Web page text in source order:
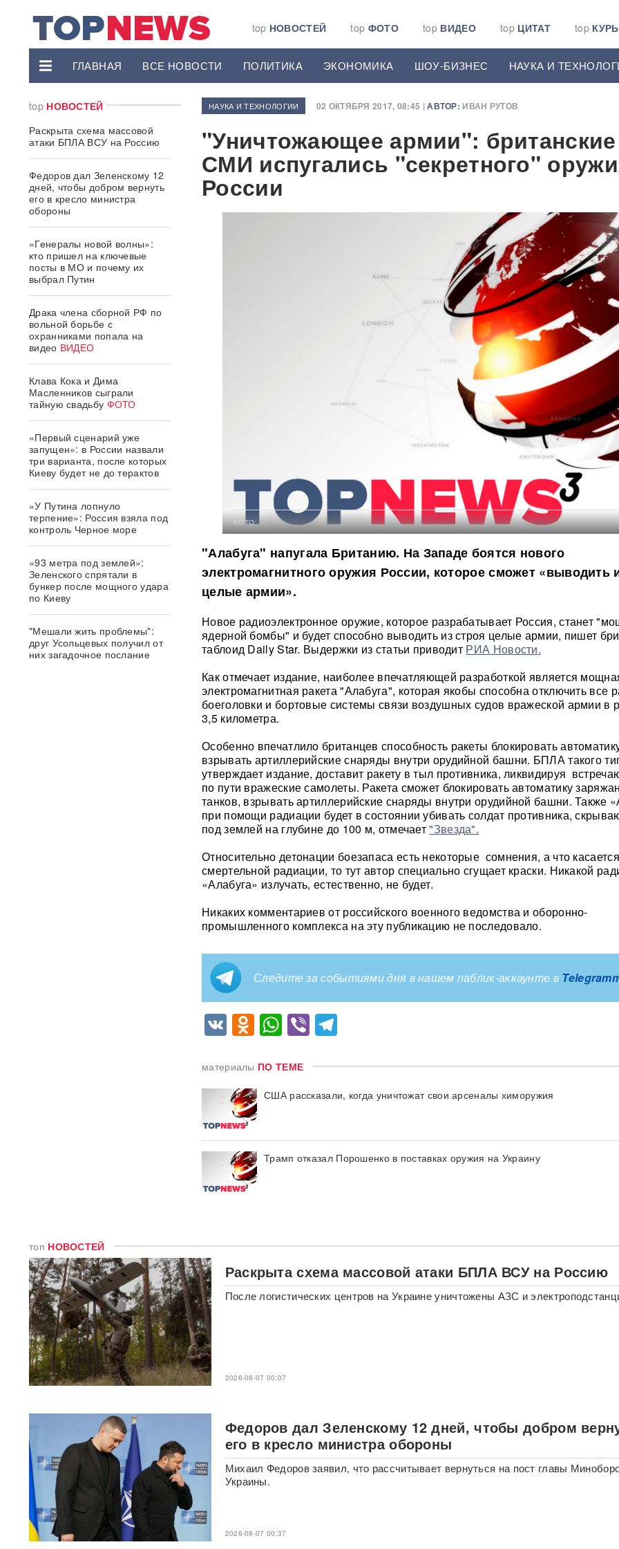
top НОВОСТЕЙ top ФОТО top ВИДЕО top ЦИТАТ top
ГЛАВНАЯ ВСЕ НОВОСТИ ПОЛИТИКА ЭКОНОМИКА ШОУ-БИЗНЕС НАУКА И
top НОВОСТЕЙ
Раскрыта схема массовой
атаки БПЛА ВСУ на Россию
Федоров дал Зеленскому 12
дней, чтобы добром вернуть
его в кресло министра
обороны
«Генералы новой волны»:
кто пришел на ключевые
посты в МО и почему их
выбрал Путин
Драка члена сборной РФ по
вольной борьбе с
охранниками попала на
видео ВИДЕО
Клава Кока и Дима
Масленников сыграли
тайную свадьбу ФОТО
«Первый сценарий уже
запущен»: в России назвали
три варианта, после которых
Киеву будет не до терактов
«У Путина лопнуло
терпение»: Россия взяла под
контроль Черное море
«93 метра под землей»:
Зеленского спрятали в
бункер после мощного удара
по Киеву
"Мешали жить проблемы":
друг Усольцевых получил от
них загадочное послание
В ФРГ ищут причастных к
появлению БПЛА со
взрывчаткой в аэропорту
Лейпцига
Мэр Хиросимы обвинил
Россию в запугивании
ядерным оружием, но
промолчал о США,
сбросивших атомную бомбу
Экс-посол Украины в США
расплакалась в суде после
обвинений в коррупции
"Латвия спасена": сенатор
Пушков высмеял слова
Вайкуле о готовности воевать
с Россией
В бургерах пяти крупнейших
НАУКА И ТЕХНОЛОГИИ 02 ОКТЯБРЯ 2017, 08:45 |АВТОР: ИВАН РУТОВ
"Уничтожающее армии": британские
СМИ испугались "секретного"
России
ФОТО:
"Алабуга" напугала Британию. На Западе боятся нового
электромагнитного оружия России, которое сможет «выводить
целые армии».
Новое радиоэлектронное оружие, которое разрабатывает Россия, станет
ядерной бомбы" и будет способно выводить из строя целые армии, пишет
таблоид Daily Star. Выдержки из статьи приводит РИА Новости.
Как отмечает издание, наиболее впечатляющей разработкой является
электромагнитная ракета "Алабуга", которая якобы способна отключить все
боеголовки и бортовые системы связи воздушных судов вражеской армии в
3,5 километра.
Особенно впечатлило британцев способность ракеты блокировать
взрывать артиллерийские снаряды внутри орудийной башни. БПЛА такого
утверждает издание, доставит ракету в тыл противника, ликвидируя
по пути вражеские самолеты. Ракета сможет блокировать автоматику
танков, взрывать артиллерийские снаряды внутри орудийной башни. Также
при помощи радиации будет в состоянии убивать солдат противника,
под землей на глубине до 100 м, отмечает"Звезда".
Относительно детонации боезапаса есть некоторые сомнения, а что касается
смертельной радиации, то тут автор специально сгущает краски. Никакой
«Алабуга» излучать, естественно, не будет.
Никаких комментариев от российского военного ведомства и оборонно-
промышленного комплекса на эту публикацию не последовало.
Следите за событиями дня в нашем паблик-аккаунте в
VKOdnoklassniki
WhatsApp
Viber
материалы ПО ТЕМЕ
США рассказали, когда уничтожат свои арсеналы химоружия
Трамп отказал Порошенко в поставках оружия на Украину
топ НОВОСТЕЙ
Раскрыта схема массовой атаки БПЛА ВСУ на Россию
После логистических центров на Украине уничтожены АЗС и
2026-08-07 00:07
Федоров дал Зеленскому 12 дней, чтобы добром
его в кресло министра обороны
Михаил Федоров заявил, что рассчитывает вернуться на пост главы
Украины.
2026-08-07 00:37